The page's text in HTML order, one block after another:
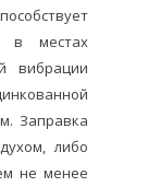
в местах
вибрации
Заправка
либо
не менее